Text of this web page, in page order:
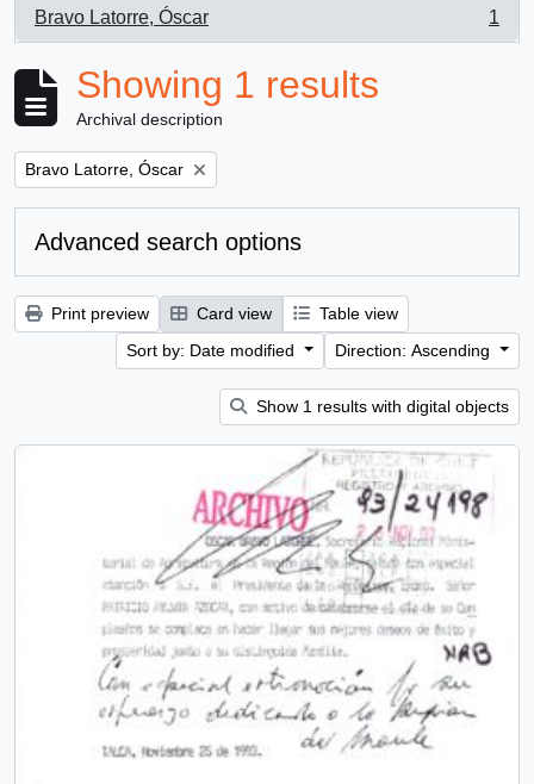
Bravo Latorre, Óscar
, 1 results
1
Showing 1 results
Archival description
Remove filter:
Bravo Latorre, Óscar
Advanced search options
Print preview Card view
Table view
Sort by: Date modified
Direction: Ascending
Show 1 results with digital objects